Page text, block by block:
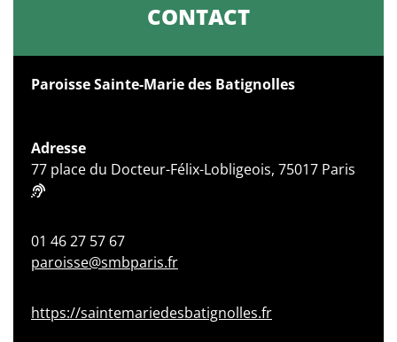
CONTACT
Paroisse Sainte-Marie des Batignolles
Adresse
77 place du Docteur-Félix-Lobligeois, 75017 Paris
01 46 27 57 67
paroisse@smbparis.fr
https://saintemariedesbatignolles.fr